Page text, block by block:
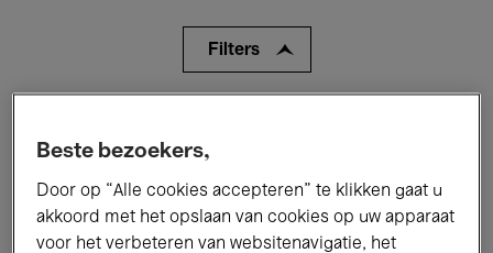
Filters
Performances Lezingen & Debatten
Beste bezoekers,
Door op “Alle cookies accepteren” te klikken gaat u
akkoord met het opslaan van cookies op uw apparaat
voor het verbeteren van websitenavigatie, het